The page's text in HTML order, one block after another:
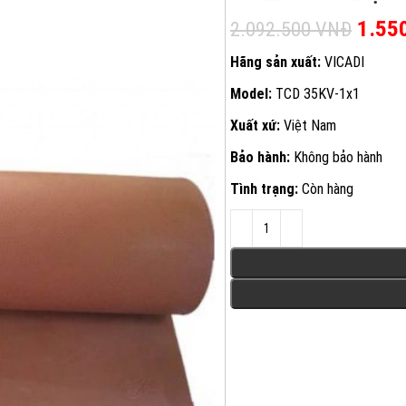
2.092.500VNĐ Giá
Hãng sản xuất: VICADI
Model: TCD 35KV-1x1
Xuất xứ: Việt Nam
Bảo hành: Không bảo hành
Tình trạng: Còn hàng